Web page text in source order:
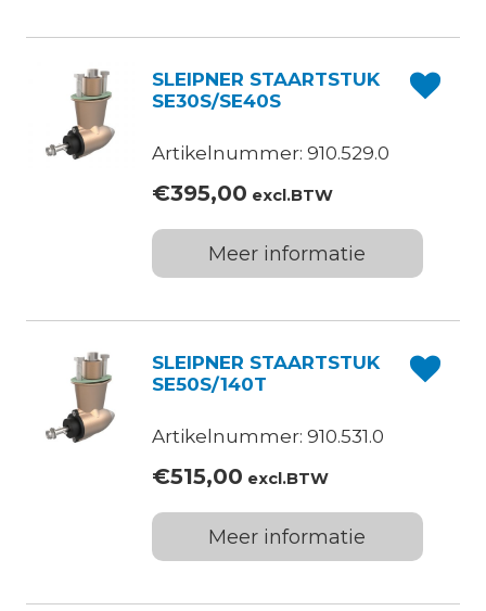
SLEIPNER STAARTSTUK
SE30S/SE40S
Artikelnummer: 910.529.0
€395,00 excl.BTW
Meer informatie
SLEIPNER STAARTSTUK
SE50S/140T
Artikelnummer: 910.531.0
€515,00 excl.BTW
Meer informatie